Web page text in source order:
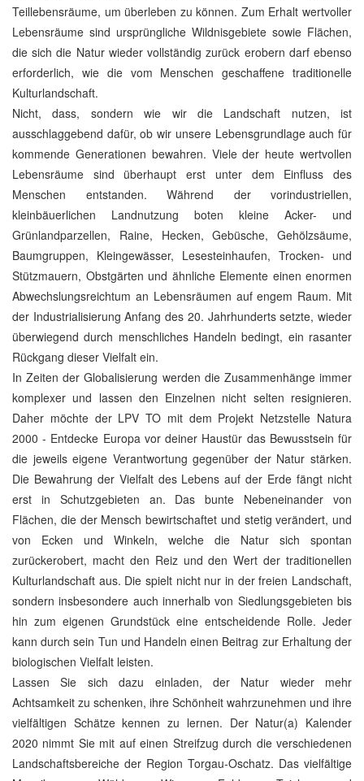
Teillebensräume, um überleben zu können. Zum Erhalt wertvoller
Lebensräume sind ursprüngliche Wildnisgebiete sowie Flächen,
die sich die Natur wieder vollständig zurück erobern darf ebenso
erforderlich, wie die vom Menschen geschaffene traditionelle
Kulturlandschaft.
Nicht, dass, sondern wie wir die Landschaft nutzen, ist
ausschlaggebend dafür, ob wir unsere Lebensgrundlage auch für
kommende Generationen bewahren. Viele der heute wertvollen
Lebensräume sind überhaupt erst unter dem Einfluss des
Menschen entstanden. Während der vorindustriellen,
kleinbäuerlichen Landnutzung boten kleine Acker- und
Grünlandparzellen, Raine, Hecken, Gebüsche, Gehölzsäume,
Baumgruppen, Kleingewässer, Lesesteinhaufen, Trocken- und
Stützmauern, Obstgärten und ähnliche Elemente einen enormen
Abwechslungsreichtum an Lebensräumen auf engem Raum. Mit
der Industrialisierung Anfang des 20. Jahrhunderts setzte, wieder
überwiegend durch menschliches Handeln bedingt, ein rasanter
Rückgang dieser Vielfalt ein.
In Zeiten der Globalisierung werden die Zusammenhänge immer
komplexer und lassen den Einzelnen nicht selten resignieren.
Daher möchte der LPV TO mit dem Projekt Netzstelle Natura
2000 - Entdecke Europa vor deiner Haustür das Bewusstsein für
die jeweils eigene Verantwortung gegenüber der Natur stärken.
Die Bewahrung der Vielfalt des Lebens auf der Erde fängt nicht
erst in Schutzgebieten an. Das bunte Nebeneinander von
Flächen, die der Mensch bewirtschaftet und stetig verändert, und
von Ecken und Winkeln, welche die Natur sich spontan
zurückerobert, macht den Reiz und den Wert der traditionellen
Kulturlandschaft aus. Die spielt nicht nur in der freien Landschaft,
sondern insbesondere auch innerhalb von Siedlungsgebieten bis
hin zum eigenen Grundstück eine entscheidende Rolle. Jeder
kann durch sein Tun und Handeln einen Beitrag zur Erhaltung der
biologischen Vielfalt leisten.
Lassen Sie sich dazu einladen, der Natur wieder mehr
Achtsamkeit zu schenken, ihre Schönheit wahrzunehmen und ihre
vielfältigen Schätze kennen zu lernen. Der Natur(a) Kalender
2020 nimmt Sie mit auf einen Streifzug durch die verschiedenen
Landschaftsbereiche der Region Torgau-Oschatz. Das vielfältige